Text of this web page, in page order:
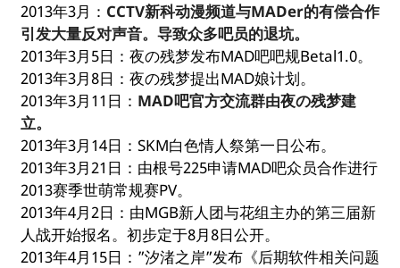
2013年3月： CCTV新科动漫频道与MADer的有偿合作
引发大量反对声音。导致众多吧员的退坑。
2013年3月5日：夜の残梦发布MAD吧吧规Betal1.0。
2013年3月8日：夜の残梦提出MAD娘计划。
2013年3月11日： MAD吧官方交流群由夜の残梦建
立。
2013年3月14日：SKM白色情人祭第一日公布。
2013年3月21日：由根号225申请MAD吧众员合作进行
2013赛季世萌常规赛PV。
2013年4月2日：由MGB新人团与花组主办的第三届新
人战开始报名。初步定于8月8日公开。
2013年4月15日：”汐渚之岸”发布《后期软件相关问题